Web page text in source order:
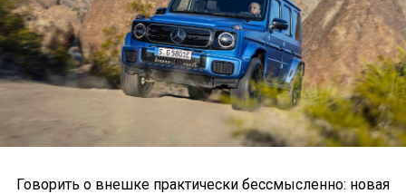
Говорить о внешке практически бессмысленно: новая